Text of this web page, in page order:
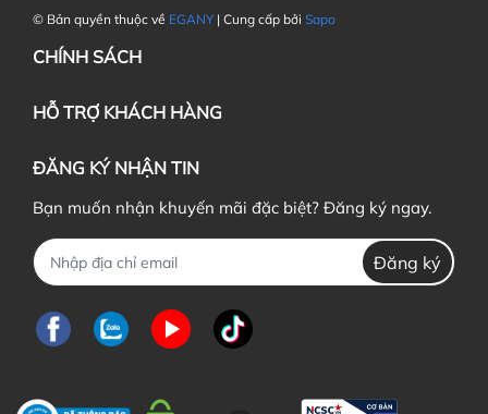
© Bản quyền thuộc về EGANY | Cung cấp bởi Sapo
CHÍNH SÁCH
HỖ TRỢ KHÁCH HÀNG
ĐĂNG KÝ NHẬN TIN
Bạn muốn nhận khuyến mãi đặc biệt? Đăng ký ngay.
Đăng ký